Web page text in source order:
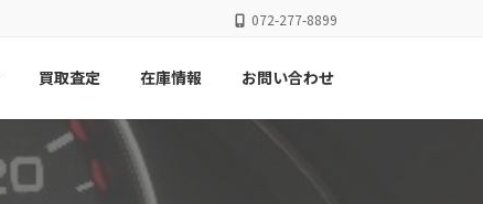
072-277-8899
買取査定 在庫情報 お問い合わせ